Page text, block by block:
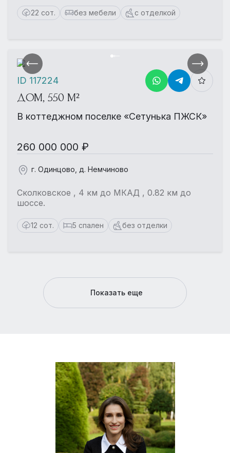
22 сот. без мебели с отделкой
ДОМ, 550 М²
В коттеджном поселке «Сетунька ПЖСК»
260 000 000 ₽
г. Одинцово, д. Немчиново
Сколковское , 4 км до МКАД , 0.82 км до
шоссе.
12 сот. 5 спален без отделки
ID 117224
Показать еще